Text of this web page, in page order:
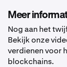
Meer
Nog aan het
Bekijk onze
verdienen voor
blockchains.